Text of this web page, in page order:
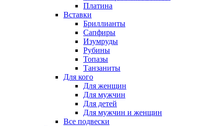
Платина
Вставки
Бриллианты
Сапфиры
Изумруды
Рубины
Топазы
Танзаниты
Для кого
Для женщин
Для мужчин
Для детей
Для мужчин и женщин
Все подвески